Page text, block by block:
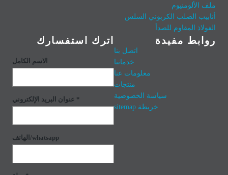
ملف الألومنيوم
أنابيب الصلب الكربوني السلس
الفولاذ المقاوم للصدأ
روابط مفيدة
اتصل بنا
خدماتنا
معلومات عنا
منتجات
سياسة الخصوصية
خريطة sitemap
اترك استفسارك
الاسم الكامل
عنوان البريد الإلكتروني *
الهاتف/whatsapp